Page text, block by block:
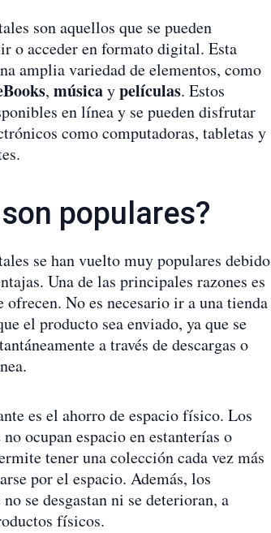
son aquellos que se pueden
o acceder en formato digital. Esta
amplia variedad de elementos, como
, músicaypelículas. Estos
en línea y se pueden disfrutar
como computadoras, tabletas y
populares?
se han vuelto muy populares debido
Una de las principales razones es
ofrecen. No es necesario ir a una tienda
el producto sea enviado, ya que se
a través de descargas o
es el ahorro de espacio físico. Los
ocupan espacio en estanterías o
tener una colección cada vez más
por el espacio. Además, los
se desgastan ni se deterioran, a
físicos.